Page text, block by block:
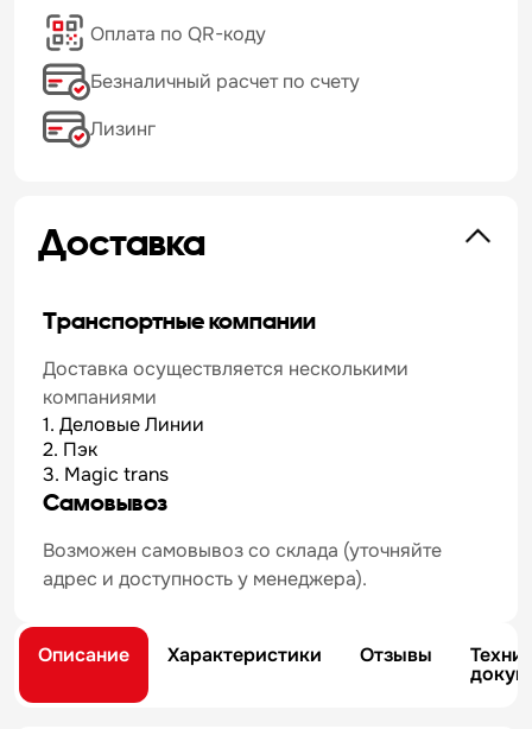
Оплата по QR-коду
Безналичный расчет по счету
Лизинг
Доставка
Транспортные компании
Доставка осуществляется несколькими
компаниями
1. Деловые Линии
2. Пэк
3. Magic trans
Самовывоз
Возможен самовывоз со склада (уточняйте
адрес и доступность у менеджера).
Описание Характеристики Отзывы